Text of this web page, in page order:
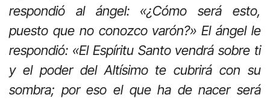
respondió al ángel: «¿Cómo será esto,
puesto que no conozco varón?» El ángel le
respondió: «El Espíritu Santo vendrá sobre ti
y el poder del Altísimo te cubrirá con su
sombra; por eso el que ha de nacer será